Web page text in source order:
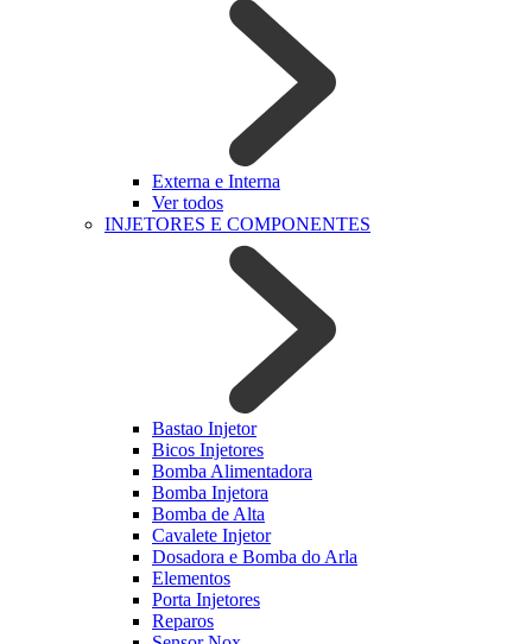
Externa e Interna
Ver todos
INJETORES E COMPONENTES
Bastao Injetor
Bicos Injetores
Bomba Alimentadora
Bomba Injetora
Bomba de Alta
Cavalete Injetor
Dosadora e Bomba do Arla
Elementos
Porta Injetores
Reparos